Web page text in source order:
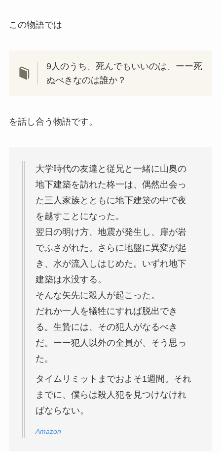
この物語では
9人のうち、死んでもいいのは、ーー死
ぬべきなのは誰か？
を話し合う物語です。
大学時代の友達と従兄と一緒に山奥の
地下建築を訪れた柊一は、偶然出会っ
た三人家族とともに地下建築の中で夜
を越すことになった。
翌日の明け方、地震が発生し、扉が岩
でふさがれた。さらに地盤に異変が起
き、水が流入しはじめた。いずれ地下
建築は水没する。
そんな矢先に殺人が起こった。
だれか一人を犠牲にすれば脱出でき
る。生贄には、その犯人がなるべき
だ。ーー犯人以外の全員が、そう思っ
た。
タイムリミットまでおよそ1週間。それ
までに、僕らは殺人犯を見つけなけれ
ばならない。
Amazon